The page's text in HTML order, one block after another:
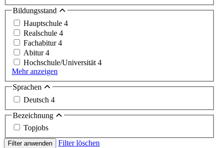
Bildungsstand
Hauptschule 4
Realschule 4
Fachabitur4
Abitur4
Hochschule/Universität 4
Mehr anzeigen
Sprachen
Deutsch 4
Bezeichnung
Topjobs
Filter anwenden Filter löschen